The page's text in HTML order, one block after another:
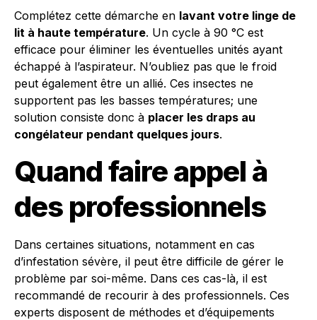
Complétez cette démarche en lavant votre linge de
lit à haute température. Un cycle à 90 °C est
efficace pour éliminer les éventuelles unités ayant
échappé à l’aspirateur. N’oubliez pas que le froid
peut également être un allié. Ces insectes ne
supportent pas les basses températures; une
solution consiste donc à placer les draps au
congélateur pendant quelques jours.
Quand faire appel à
des professionnels
Dans certaines situations, notamment en cas
d’infestation sévère, il peut être difficile de gérer le
problème par soi-même. Dans ces cas-là, il est
recommandé de recourir à des professionnels. Ces
experts disposent de méthodes et d’équipements